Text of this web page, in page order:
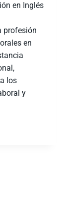
en Inglés
profesión
en
los
y